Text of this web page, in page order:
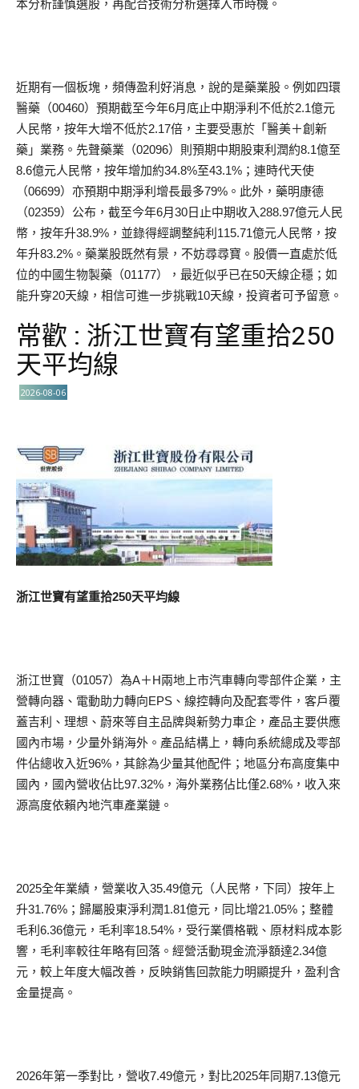
本分析謹慎選股，再配合技術分析選擇入市時機。
近期有一個板塊，頻傳盈利好消息，說的是藥業股。例如四環
醫藥（00460）預期截至今年6月底止中期淨利不低於2.1億元
人民幣，按年大增不低於2.17倍，主要受惠於「醫美＋創新
藥」業務。先聲藥業（02096）則預期中期股東利潤約8.1億至
8.6億元人民幣，按年增加約34.8%至43.1%；連時代天使
（06699）亦預期中期淨利增長最多79%。此外，藥明康德
（02359）公布，截至今年6月30日止中期收入288.97億元人民
幣，按年升38.9%，並錄得經調整純利115.71億元人民幣，按
年升83.2%。藥業股既然有景，不妨尋尋寶。股價一直處於低
位的中國生物製藥（01177），最近似乎已在50天線企穩；如
能升穿20天線，相信可進一步挑戰10天線，投資者可予留意。
常歡 : 浙江世寶有望重拾250
天平均線
2026-08-06
浙江世寶有望重拾250天平均線
浙江世寶（01057）為A＋H兩地上市汽車轉向零部件企業，主
營轉向器、電動助力轉向EPS、線控轉向及配套零件，客戶覆
蓋吉利、理想、蔚來等自主品牌與新勢力車企，產品主要供應
國內市場，少量外銷海外。產品結構上，轉向系統總成及零部
件佔總收入近96%，其餘為少量其他配件；地區分布高度集中
國內，國內營收佔比97.32%，海外業務佔比僅2.68%，收入來
源高度依賴內地汽車產業鏈。
2025全年業績，營業收入35.49億元（人民幣，下同）按年上
升31.76%；歸屬股東淨利潤1.81億元，同比增21.05%；整體
毛利6.36億元，毛利率18.54%，受行業價格戰、原材料成本影
響，毛利率較往年略有回落。經營活動現金流淨額達2.34億
元，較上年度大幅改善，反映銷售回款能力明顯提升，盈利含
金量提高。
2026年第一季對比，營收7.49億元，對比2025年同期7.13億元